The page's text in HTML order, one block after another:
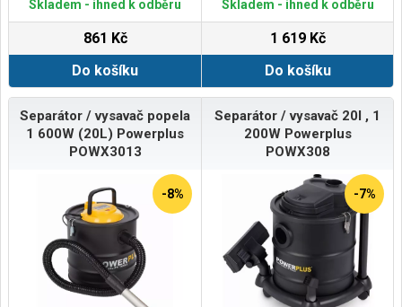
Skladem - ihned k odběru
861 Kč
Do košíku
Skladem - ihned k odběru
1 619 Kč
Do košíku
Separátor / vysavač popela
1 600W (20L) Powerplus
POWX3013
-8%
Separátor / vysavač 20l , 1
200W Powerplus
POWX308
-7%